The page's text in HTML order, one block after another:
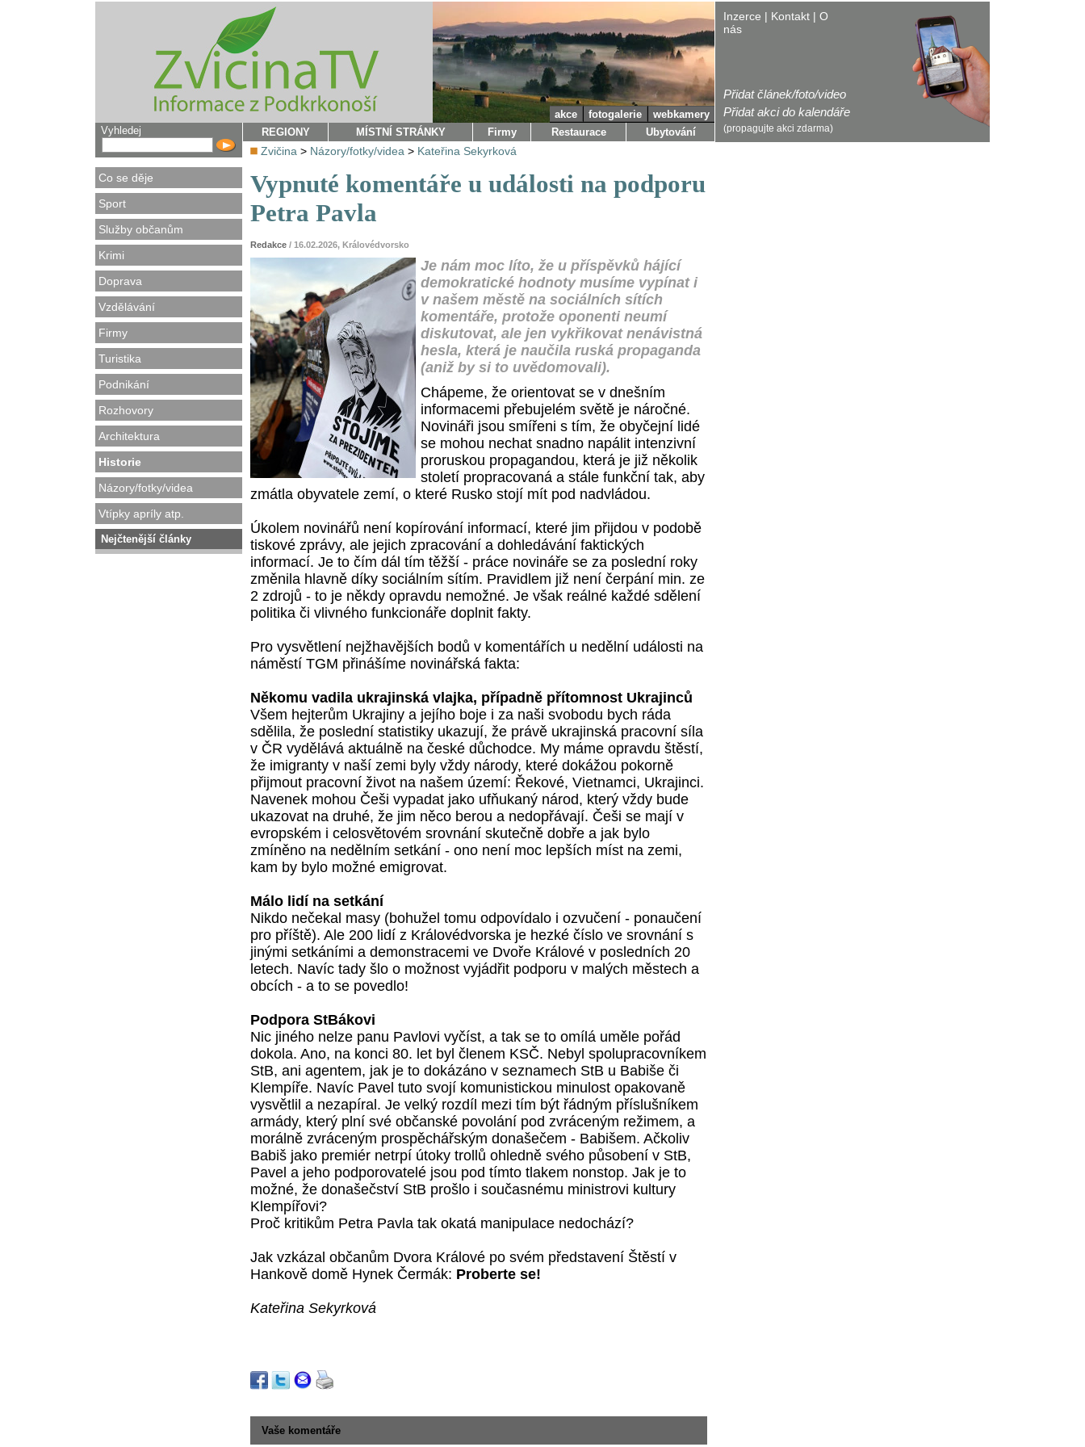
Vyhledej
Co se děje
Sport
Služby občanům
Krimi
Doprava
Vzdělávání
Firmy
Turistika
Podnikání
Rozhovory
Architektura
Historie
Názory/fotky/videa
Vtípky apríly atp.
Nejčtenější články
Inzerce | Kontakt | O
nás
Přidat článek/foto/video
Přidat akci do kalendáře
(propagujte akci zdarma)
akce fotogalerie
webkamery
REGIONY
MÍSTNÍ STRÁNKY Firmy Restaurace Ubytování
Zvičina > Názory/fotky/videa > Kateřina Sekyrková
Vypnuté komentáře u události na podporu
Petra Pavla
Redakce / 16.02.2026, Královédvorsko
Je nám moc líto, že u příspěvků hájící
demokratické hodnoty musíme vypínat i
v našem městě na sociálních sítích
komentáře, protože oponenti neumí
diskutovat, ale jen vykřikovat nenávistná
hesla, která je naučila ruská propaganda
(aniž by si to uvědomovali).
Chápeme, že orientovat se v dnešním
informacemi přebujelém světě je náročné.
Novináři jsou smířeni s tím, že obyčejní lidé
se mohou nechat snadno napálit intenzivní
proruskou propagandou, která je již několik
století propracovaná a stále funkční tak, aby
zmátla obyvatele zemí, o které Rusko stojí mít pod nadvládou.
Úkolem novinářů není kopírování informací, které jim přijdou v podobě
tiskové zprávy, ale jejich zpracování a dohledávání faktických
informací. Je to čím dál tím těžší - práce novináře se za poslední roky
změnila hlavně díky sociálním sítím. Pravidlem již není čerpání min. ze
2 zdrojů - to je někdy opravdu nemožné. Je však reálné každé sdělení
politika či vlivného funkcionáře doplnit fakty.
Pro vysvětlení nejžhavějších bodů v komentářích u nedělní události na
náměstí TGM přinášíme novinářská fakta:
Někomu vadila ukrajinská vlajka, případně přítomnost Ukrajinců
Všem hejterům Ukrajiny a jejího boje i za naši svobodu bych ráda
sdělila, že poslední statistiky ukazují, že právě ukrajinská pracovní síla
v ČR vydělává aktuálně na české důchodce. My máme opravdu štěstí,
že imigranty v naší zemi byly vždy národy, které dokážou pokorně
přijmout pracovní život na našem území: Řekové, Vietnamci, Ukrajinci.
Navenek mohou Češi vypadat jako ufňukaný národ, který vždy bude
ukazovat na druhé, že jim něco berou a nedopřávají. Češi se mají v
evropském i celosvětovém srovnání skutečně dobře a jak bylo
zmíněno na nedělním setkání - ono není moc lepších míst na zemi,
kam by bylo možné emigrovat.
Málo lidí na setkání
Nikdo nečekal masy (bohužel tomu odpovídalo i ozvučení - ponaučení
pro příště). Ale 200 lidí z Královédvorska je hezké číslo ve srovnání s
jinými setkáními a demonstracemi ve Dvoře Králové v posledních 20
letech. Navíc tady šlo o možnost vyjádřit podporu v malých městech a
obcích - a to se povedlo!
Podpora StBákovi
Nic jiného nelze panu Pavlovi vyčíst, a tak se to omílá uměle pořád
dokola. Ano, na konci 80. let byl členem KSČ. Nebyl spolupracovníkem
StB, ani agentem, jak je to dokázáno v seznamech StB u Babiše či
Klempíře. Navíc Pavel tuto svojí komunistickou minulost opakovaně
vysvětlil a nezapíral. Je velký rozdíl mezi tím být řádným příslušníkem
armády, který plní své občanské povolání pod zvráceným režimem, a
morálně zvráceným prospěchářským donašečem - Babišem. Ačkoliv
Babiš jako premiér netrpí útoky trollů ohledně svého působení v StB,
Pavel a jeho podporovatelé jsou pod tímto tlakem nonstop. Jak je to
možné, že donašečství StB prošlo i současnému ministrovi kultury
Klempířovi?
Proč kritikům Petra Pavla tak okatá manipulace nedochází?
Jak vzkázal občanům Dvora Králové po svém představení Štěstí v
Hankově domě Hynek Čermák: Proberte se!
Kateřina Sekyrková
Vaše komentáře